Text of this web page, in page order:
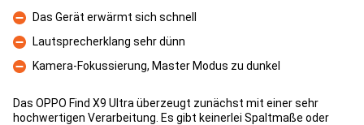
Nackdelar
Das Gerät erwärmt sich schnell
Nackdelar
Lautsprecherklang sehr dünn
Nackdelar
Kamera-Fokussierung, Master Modus zu dunkel
Das OPPO Find X9 Ultra überzeugt zunächst mit einer sehr
hochwertigen Verarbeitung. Es gibt keinerlei Spaltmaße oder